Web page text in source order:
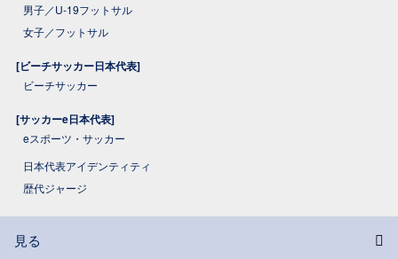
男子／U-19フットサル
女子／フットサル
[ビーチサッカー日本代表]
ビーチサッカー
[サッカーe日本代表]
eスポーツ・サッカー
日本代表アイデンティティ
歴代ジャージ
見る